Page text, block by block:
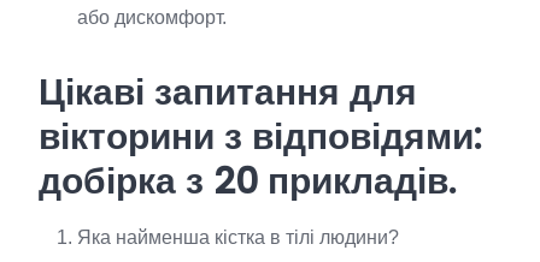
або дискомфорт.
Цікаві запитання для
вікторини з відповідями:
добірка з 20 прикладів.
Яка найменша кістка в тілі людини?